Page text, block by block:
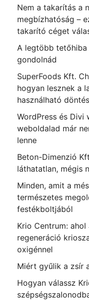
Nem a takarítás a
megbízhatóság –
takarító céget
A legtöbb
gondolnád
SuperFoods Kft.
hogyan lesznek a
használható
WordPress és Divi
weboldalad már
lenne
Beton-Dimenzió
láthatatlan, mégis
Minden, amit a
természetes
festékboltjából
Krio Centrum:
regeneráció
oxigénnel
Miért gyűlik a zsír
Hogyan válassz